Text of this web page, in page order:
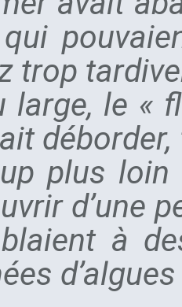
trop
large, le «
plus
d’une
à